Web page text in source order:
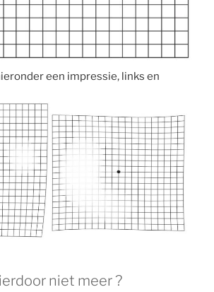
een impressie, links en
niet meer ?